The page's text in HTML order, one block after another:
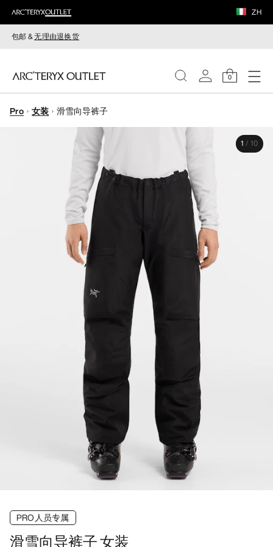
ZH
包邮 &无理由退换货
0
女装
Pro 女装 滑雪向导裤子
1 / 10
PRO人员专属
滑雪向导裤子 女装